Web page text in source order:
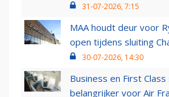
31-07-2026, 7:15
MAA houdt deur voor
open tijdens sluiting
30-07-2026, 14:30
Business en First
belangrijker voor Air